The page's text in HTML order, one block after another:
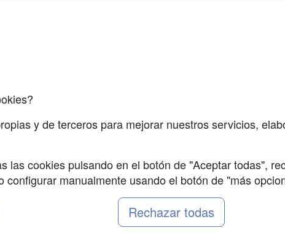
y de terceros para mejorar nuestros servicios,
las cookies pulsando en el botón de "Aceptar todas",
configurar manualmente usando el botón de "más
Rechazar todas